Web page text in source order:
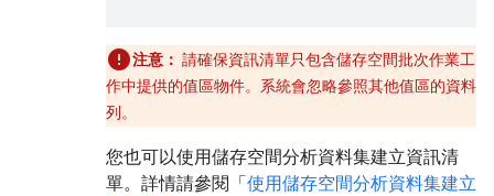
注意： 請確保資訊清單只包含儲存空間批次作業工
作中提供的值區物件。系統會忽略參照其他值區的資料
列。
您也可以使用儲存空間分析資料集建立資訊清
單。詳情請參閱「使用儲存空間分析資料集建立